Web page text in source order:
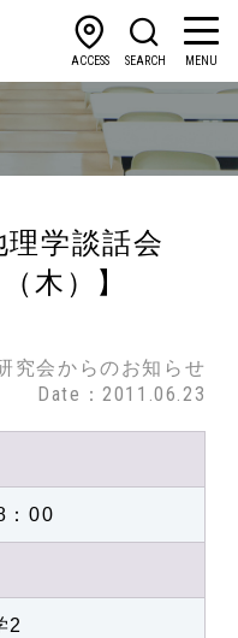
ACCESS SEARCH MENU
学談話会
木）】
究会からのお知らせ
Date：2011.06.23
：00
2